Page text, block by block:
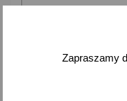
Zapraszamy